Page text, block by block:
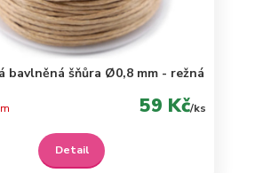
bavlněná šňůra Ø0,8 mm - režná
59 Kč/ks
Detail